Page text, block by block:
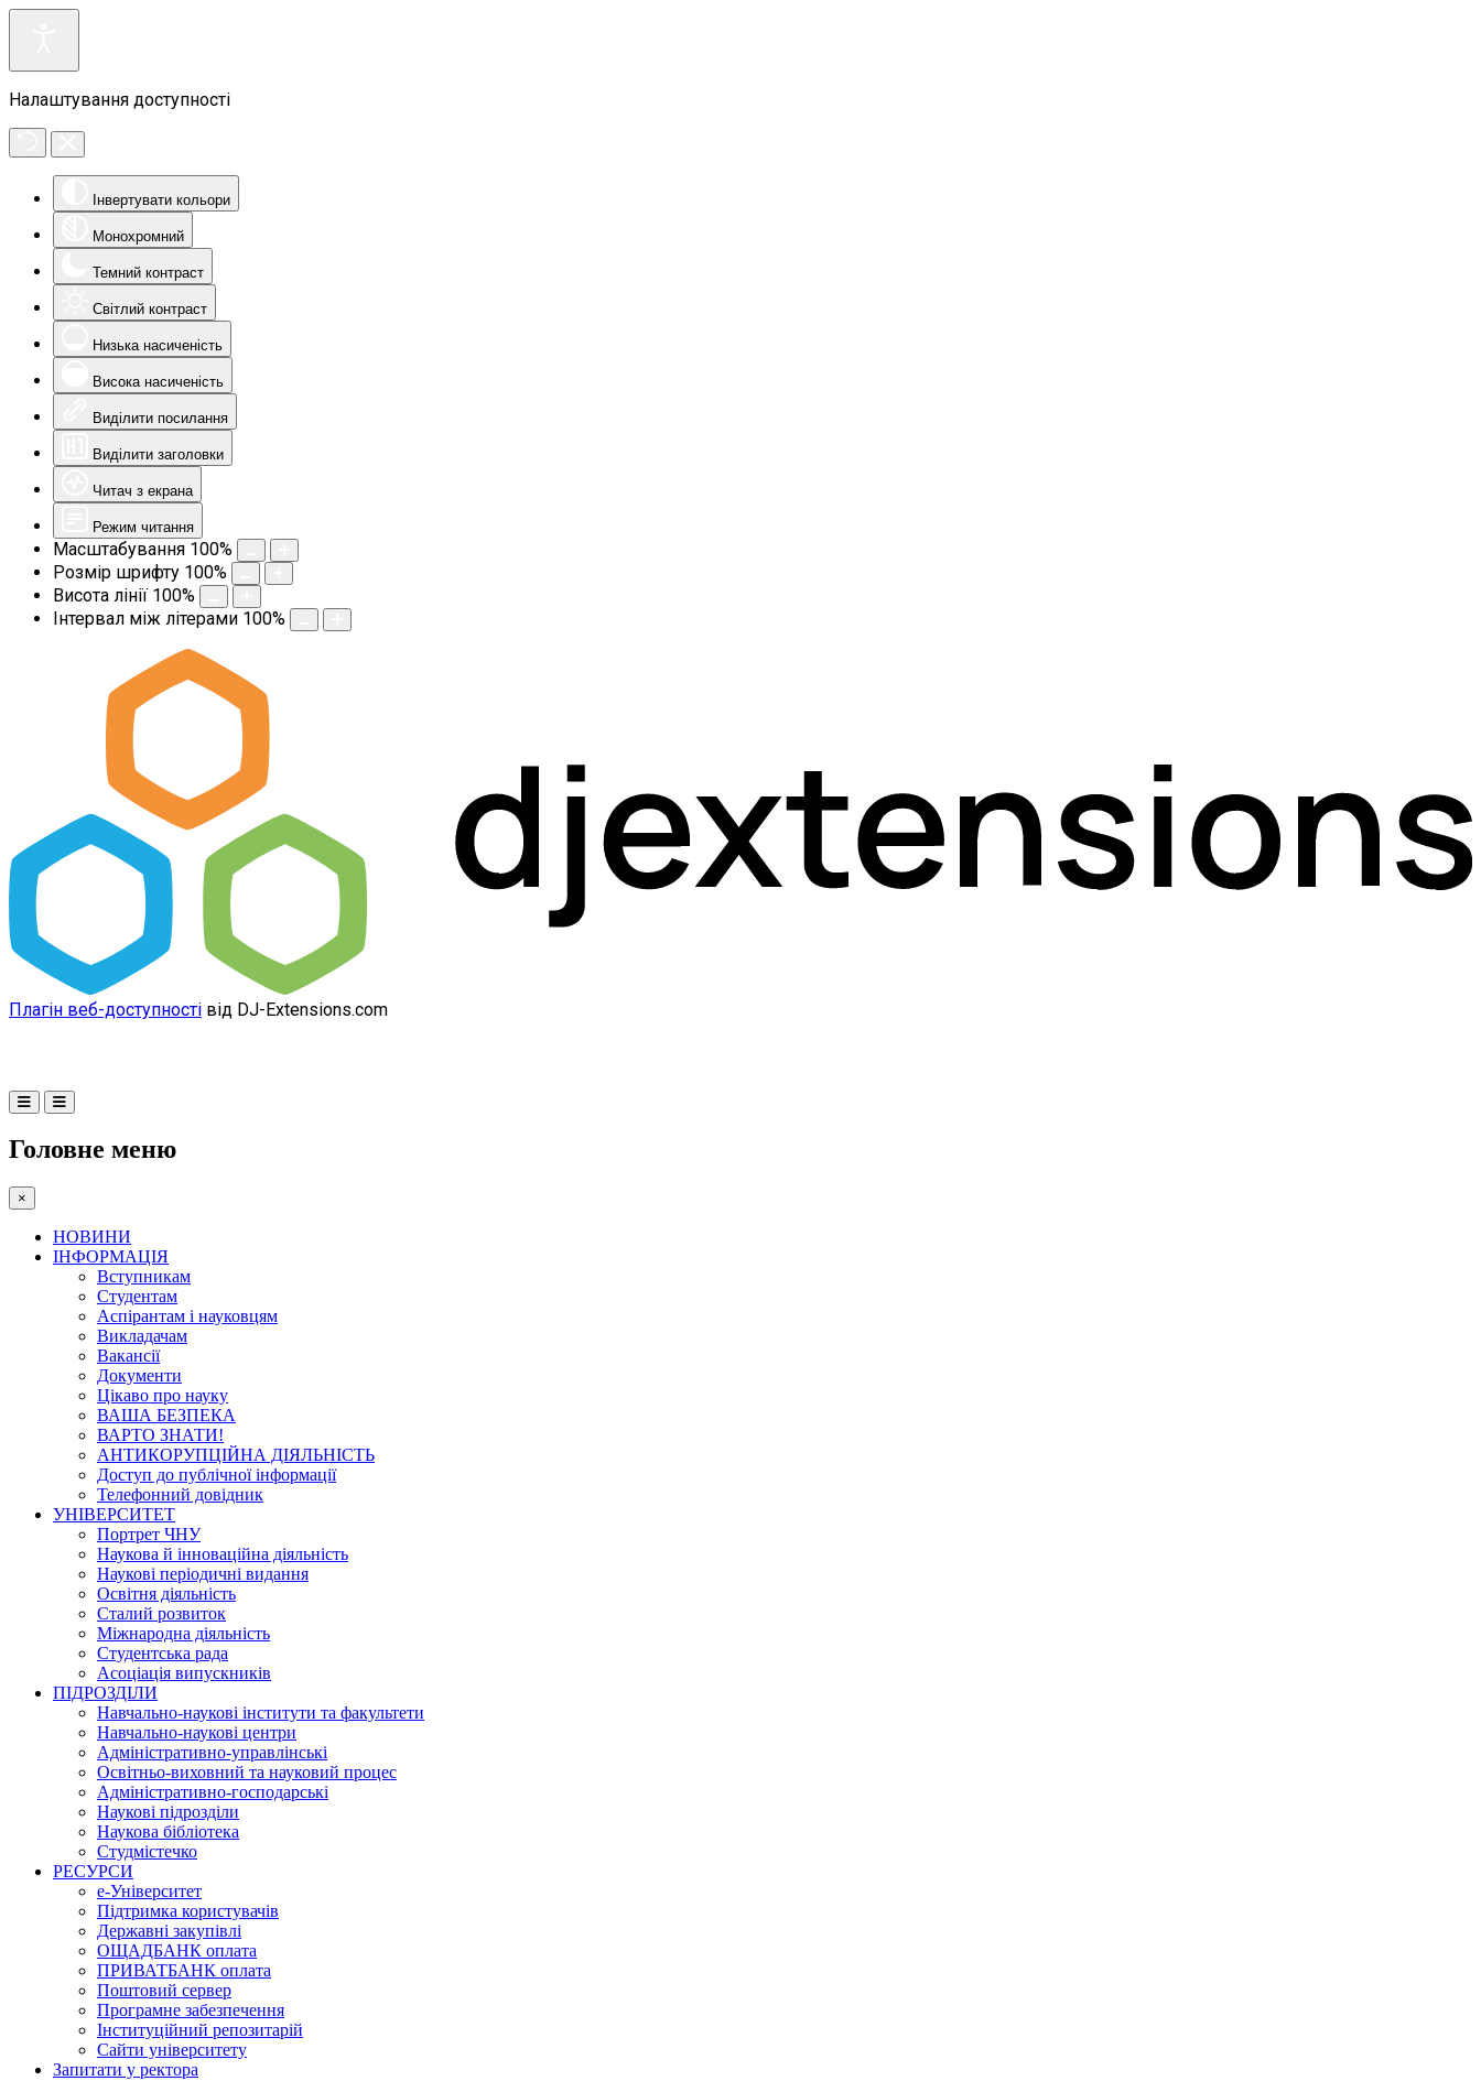
Налаштування доступності
Інвертувати кольори
Монохромний
Темний контраст
Світлий контраст
Низька насиченість
Висока насиченість
Виділити посилання
Виділити заголовки
Читач з екрана
Режим читання
Масштабування 100%
Розмір шрифту 100%
Висота лінії 100%
Інтервал між літерами 100%
Плагін веб-доступності від DJ-Extensions.com
Головне меню
×
НОВИНИ
ІНФОРМАЦІЯ
Вступникам
Студентам
Аспірантам і науковцям
Викладачам
Вакансії
Документи
Цікаво про науку
ВАША БЕЗПЕКА
ВАРТО ЗНАТИ!
АНТИКОРУПЦІЙНА ДІЯЛЬНІСТЬ
Доступ до публічної інформації
Телефонний довідник
УНІВЕРСИТЕТ
Портрет ЧНУ
Наукова й інноваційна діяльність
Наукові періодичні видання
Освітня діяльність
Сталий розвиток
Міжнародна діяльність
Студентська рада
Асоціація випускників
ПІДРОЗДІЛИ
Навчально-наукові інститути та факультети
Навчально-наукові центри
Адміністративно-управлінські
Освітньо-виховний та науковий процес
Адміністративно-господарські
Наукові підрозділи
Наукова бібліотека
Студмістечко
РЕСУРСИ
е-Університет
Підтримка користувачів
Державні закупівлі
ОЩАДБАНК оплата
ПРИВАТБАНК оплата
Поштовий сервер
Програмне забезпечення
Інституційний репозитарій
Сайти університету
Запитати у ректора